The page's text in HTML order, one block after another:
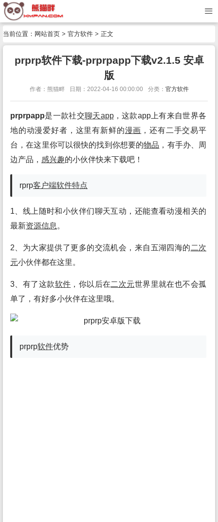
当前位置： 网站首页 > 官方软件 > 正文
prprp软件下载-prprpapp下载v2.1.5 安卓
版
作者：熊猫畔 日期：2022-04-16 00:00:00 分类： 官方软件
prprpapp是一款社交聊天app，这款app上有来自世界各
地的动漫爱好者，这里有新鲜的漫画 ，还有二手交易平
台，在这里你可以很快的找到你想要的物品 ，有手办、周
边产品， 感兴趣的小伙伴快来下载吧！
rprp客户端软件特点
1、线上随时和小伙伴们聊天互动，还能查看动漫相关的
最新资源信息 。
2、为大家提供了更多的交流机会，来自五湖四海的 二次
元小伙伴都在这里。
3、有了这款软件 ，你以后在二次元世界里就在也不会孤
单了，有好多小伙伴在这里哦。
prprp软件优势